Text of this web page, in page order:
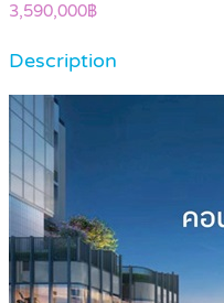
3,590,000฿
Description